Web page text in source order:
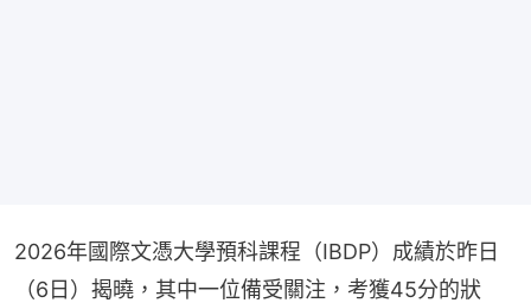
2026年國際文憑大學預科課程（IBDP）成績於昨日
（6日）揭曉，其中一位備受關注，考獲45分的狀